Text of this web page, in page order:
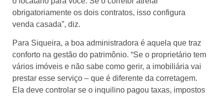
obrigatoriamente os dois contratos, isso configura
venda casada”, diz.
Para Siqueira, a boa administradora é aquela que traz
conforto na gestão do patrimônio. “Se o proprietário tem
vários imóveis e não sabe como gerir, a imobiliária vai
prestar esse serviço – que é diferente da corretagem.
Ela deve controlar se o inquilino pagou taxas, impostos